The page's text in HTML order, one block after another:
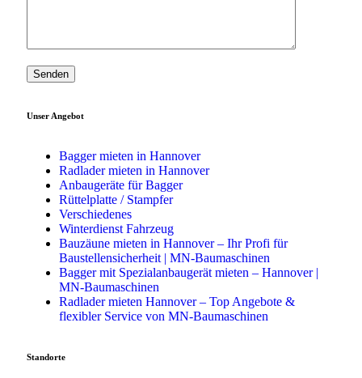
Unser Angebot
Bagger mieten in Hannover
Radlader mieten in Hannover
Anbaugeräte für Bagger
Rüttelplatte / Stampfer
Verschiedenes
Winterdienst Fahrzeug
Bauzäune mieten in Hannover – Ihr Profi für
Baustellensicherheit | MN-Baumaschinen
Bagger mit Spezialanbaugerät mieten – Hannover |
MN-Baumaschinen
Radlader mieten Hannover – Top Angebote &
flexibler Service von MN-Baumaschinen
Standorte